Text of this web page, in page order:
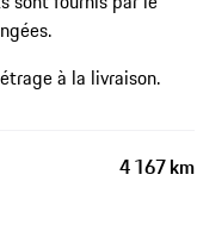
à la livraison.
4 167 km